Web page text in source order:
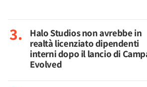
Halo Studios non avrebbe in
realtà licenziato dipendenti
interni dopo il lancio di
Evolved